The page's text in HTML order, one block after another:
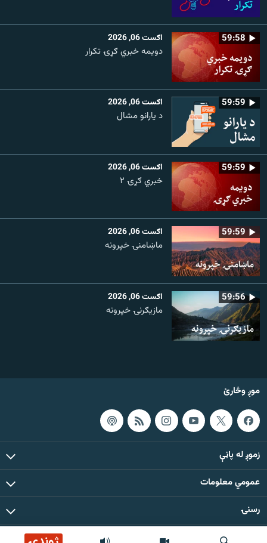
59:58 اګست 06, 2026
دویمه خبري ګړۍ تکرار
59:59 اګست 06, 2026
د یارانو مشال
59:59 اګست 06, 2026
خبري ګړۍ ۲
59:59 اګست 06, 2026
ماښامنۍ خپرونه
59:56 اګست 06, 2026
مازیګرنۍ خپرونه
موږ وڅارئ
زموږ له پاڼې
عمومي معلومات
رسنۍ
د دې ووبپاڼې د ټولو مطالبو حقوق له مشال راډیو سره خوندي دي